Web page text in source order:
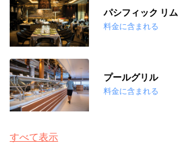
パシフィック リム
料金に含まれる
プールグリル
料金に含まれる
すべて表示